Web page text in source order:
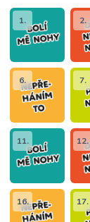
1. 2.
6. 7.
11. 12.
16. 17.